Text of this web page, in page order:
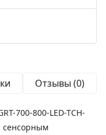
Отзывы (0)
700-800-LED-TCH-
сенсорным